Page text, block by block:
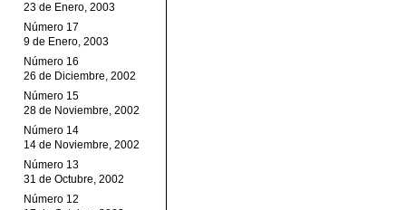
23 de Enero, 2003
Número 17
9 de Enero, 2003
Número 16
26 de Diciembre, 2002
Número 15
28 de Noviembre, 2002
Número 14
14 de Noviembre, 2002
Número 13
31 de Octubre, 2002
Número 12